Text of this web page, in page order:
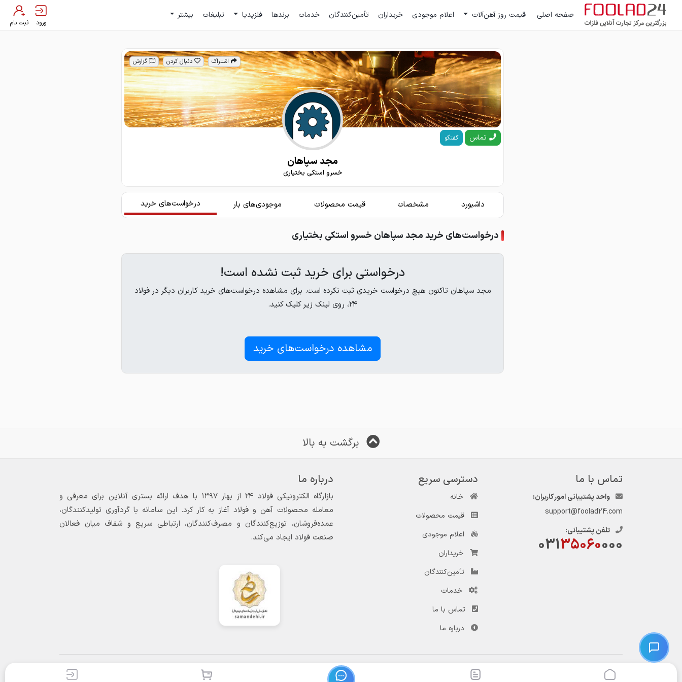
صفحه اصلی قیمت روز آهن‌آلات اعلام موجودی خریداران تأمین‌کنندگان خدمات برندها فلزپدیا تبلیغات بیشتر
ورود ثبت نام
اشتراک دنبال کردن گزارش
تماس گفتگو
مجد سپاهان
خسرو استکی بختیاری
داشبورد مشخصات قیمت محصولات موجودی‌های بار درخواست‌های خرید
درخواست‌های خرید مجد سپاهان خسرو استکی بختیاری
درخواستی برای خرید ثبت نشده است!
مجد سپاهان تاکنون هیچ درخواست خریدی ثبت نکرده است. برای مشاهده درخواست‌های خرید کاربران دیگر در فولاد
۲۴، روی لینک زیر کلیک کنید.
مشاهده درخواست‌های خرید
برگشت به بالا
تماس با ما
واحد پشتیبانی امور کاربران:
support@foolad24.com
تلفن پشتیبانی:
03135060000
دسترسی سریع
خانه
قیمت محصولات
اعلام موجودی
خریداران
تأمین‌کنندگان
خدمات
تماس با ما
درباره ما
درباره ما
بازارگاه الکترونیکی فولاد ۲۴ از بهار ۱۳۹۷ با هدف ارائه بستری آنلاین برای معرفی و
معامله محصولات آهن و فولاد آغاز به کار کرد. این سامانه با گردآوری تولیدکنندگان،
عمده‌فروشان، توزیع‌کنندگان و مصرف‌کنندگان، ارتباطی سریع و شفاف میان فعالان
صنعت فولاد ایجاد می‌کند.
© کلیه حقوق این وب‌سایت و سرویس‌های آن متعلق به سامانه فولاد ۲۴ است.